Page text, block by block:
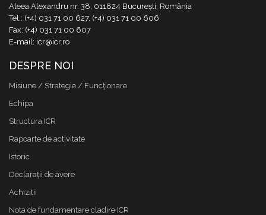
Aleea Alexandru nr. 38, 011824 București, România
Tel.: (+4) 031 71 00 627, (+4) 031 71 00 606
Fax: (+4) 031 71 00 607
E-mail: icr@icr.ro
DESPRE NOI
Misiune / Strategie / Funcţionare
Echipa
Structura ICR
Rapoarte de activitate
Istoric
Declaraţii de avere
Achizitii
Nota de fundamentare cladire ICR